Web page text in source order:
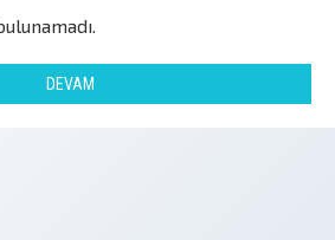
DEVAM